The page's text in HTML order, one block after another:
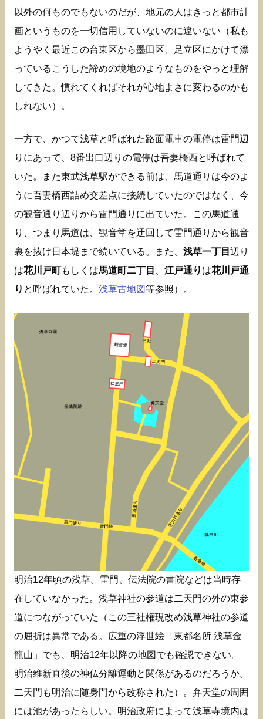
以外の何ものでもないのだが、地元の人はきっと都市計
画というものを一切信用していないのに違いない（私も
ようやく最近この台東区から墨田区、足立区にかけて漂
っているこうした諦めの境地のようなものをやっと理解
してきた。慣れてくればそれが心地よさに変わるのかも
しれない）。
一方で、かつて浅草と呼ばれた路面電車の電停は雷門辺
りにあって、8番出口辺りの電停は吾妻橋西と呼ばれて
いた。また東武浅草駅ができる前は、馬道通りは今のよ
うに吾妻橋西詰め交差点に接続していたのではなく、今
の観音通り辺りから雷門通りに出ていた。この馬道通
り、つまり馬道は、観音堂を迂回して雷門通りから観音
裏を抜け日本堤まで続いている。また、 浅草一丁目 辺り
は花川戸町もしくは馬道町二丁目 江戸通り は花川戸通
り と呼ばれていた。 浅草古地図等参照）。
明治12年頃の浅草。雷門、伝法院の書院などは当時存
在していなかった。浅草神社の参道は二天門の外の東参
道につながっていた（この三社権現改め浅草神社の参道
の屈折は異常である。広重の浮世絵「東都名所 浅草金
龍山」でも、明治12年以降の地図でも確認できない。
明治維新直後の神仏分離運動と関係があるのだろうか。
二天門も明治に随身門から改称された）。弁天堂の周囲
には池があったらしい。明治政府によって浅草寺境内は